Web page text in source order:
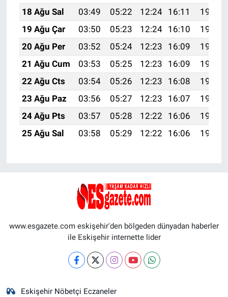
18 Ağu Sal
03:49 05:22 12:24 16:11
19:16
19 Ağu Çar
03:50 05:23 12:24 16:10
19:14
20 Ağu Per
03:52 05:24 12:23 16:09
19:13
21 Ağu Cum
03:53 05:25 12:23 16:09
19:11
22 Ağu Cts
03:54 05:26 12:23 16:08
19:10
23 Ağu Paz
03:56 05:27 12:23 16:07
19:08
24 Ağu Pts
03:57 05:28 12:22 16:06
19:07
25 Ağu Sal
03:58 05:29 12:22 16:06 19:05
www.esgazete.com eskişehir'den bölgeden dünyadan haberler
ile Eskişehir internette lider
Eskişehir Nöbetçi Eczaneler